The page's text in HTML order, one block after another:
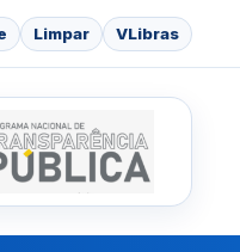
Limpar VLibras